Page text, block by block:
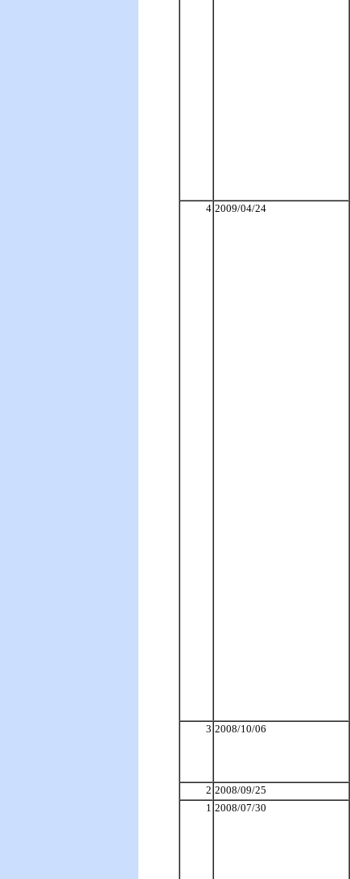
4 2009/04/24
3 2008/10/06
2 2008/09/25
1 2008/07/30